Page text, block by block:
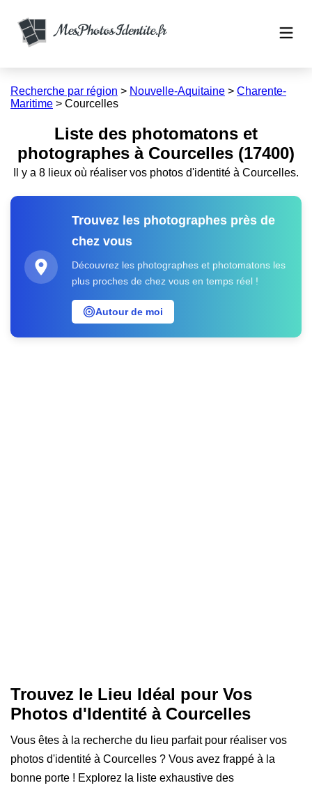
Recherche par région > Nouvelle-Aquitaine > Charente-
Maritime > Courcelles
Liste des photomatons et
photographes à Courcelles (17400)
Il y a 8 lieux où réaliser vos photos d'identité à Courcelles.
Trouvez les photographes près de
chez vous
Découvrez les photographes et photomatons les
plus proches de chez vous en temps réel !
Autour de moi
Trouvez le Lieu Idéal pour Vos
Photos d'Identité à Courcelles
Vous êtes à la recherche du lieu parfait pour réaliser vos
photos d'identité à Courcelles ? Vous avez frappé à la
bonne porte ! Explorez la liste exhaustive des